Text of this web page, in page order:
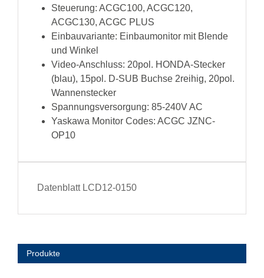
Steuerung: ACGC100, ACGC120,
ACGC130, ACGC PLUS
Einbauvariante: Einbaumonitor mit Blende
und Winkel
Video-Anschluss: 20pol. HONDA-Stecker
(blau), 15pol. D-SUB Buchse 2reihig, 20pol.
Wannenstecker
Spannungsversorgung: 85-240V AC
Yaskawa Monitor Codes: ACGC JZNC-
OP10
Datenblatt LCD12-0150
Produkte